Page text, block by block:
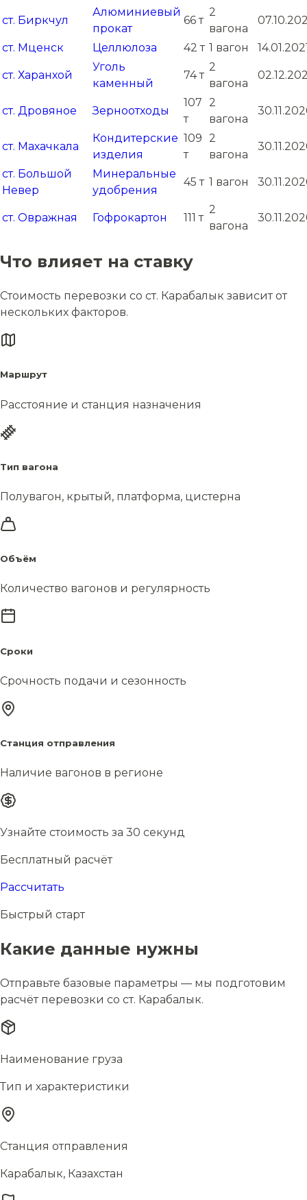
ст. Биркчул
Алюминиевый
прокат
66 т
2
вагона
ст. Мценск Целлюлоза 42 т 1 вагон
ст. Харанхой
Уголь
каменный
74 т
2
вагона
ст. Дровяное Зерноотходы
107
т
2
вагона
ст. Махачкала
Кондитерские
изделия
109
т
2
вагона
ст. Большой
Невер
Минеральные
удобрения
45 т 1 вагон
ст. Овражная Гофрокартон 111 т
2
вагона
Что влияет на ставку
Стоимость перевозки со ст. Карабалык зависит от
нескольких факторов.
Маршрут
Расстояние и станция назначения
Тип вагона
Полувагон, крытый, платформа, цистерна
Объём
Количество вагонов и регулярность
Сроки
Срочность подачи и сезонность
Станция отправления
Наличие вагонов в регионе
Узнайте стоимость за 30 секунд
Бесплатный расчёт
Рассчитать
Быстрый старт
Какие данные нужны
Отправьте базовые параметры — мы подготовим
расчёт перевозки со ст. Карабалык.
Наименование груза
Тип и характеристики
Станция отправления
Карабалык, Казахстан